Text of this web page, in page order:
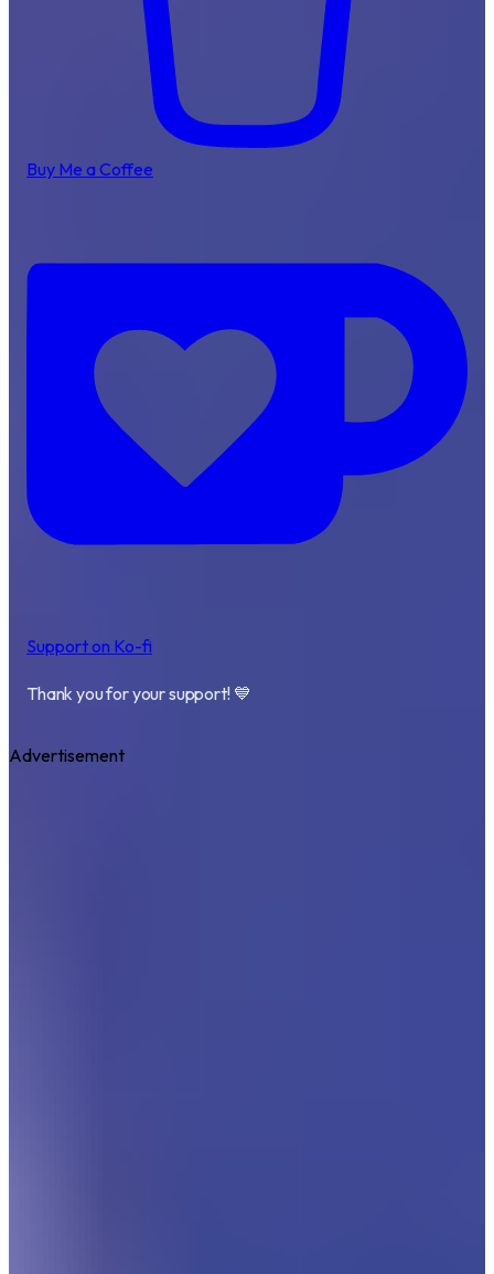
Buy Me a Coffee
Support on Ko-fi
Thank you for your support! 💙
Advertisement